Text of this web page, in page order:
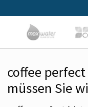
coffee
müssen Sie